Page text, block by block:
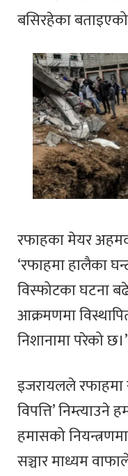
बसिरहेका
रफाहका मेयर
‘रफाहमा हालैका
विस्फोटका घटना
आक्रमणमा
निशानामा परेको छ।’
इजरायलले रफाहमा
विपत्ति’
हमासको
सञ्चार माध्यम